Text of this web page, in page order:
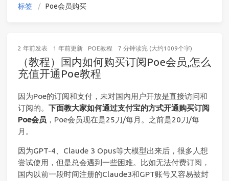
标签 Poe会员购买
2 年前发表 1 年前更新 POE教程 7 分钟读完 (大约1009个字)
（教程）国内如何购买订阅Poe会员,怎么
充值开通Poe教程
因为Poe的订阅和支付，未对国内用户开放是直接访问和
订阅的。 下面教大家如何通过支付宝的方式开通购买订阅
Poe会员 ，Poe会员现在是25刀/每月。之前是20刀/每
月。
因为GPT-4、Claude 3 Opus等大模型出来后，很多人想
尝试使用，但是总会遇到一些困难。比如无法付费订阅，
国内以前一段时间注册的Claude3和GPT账号又容易被封